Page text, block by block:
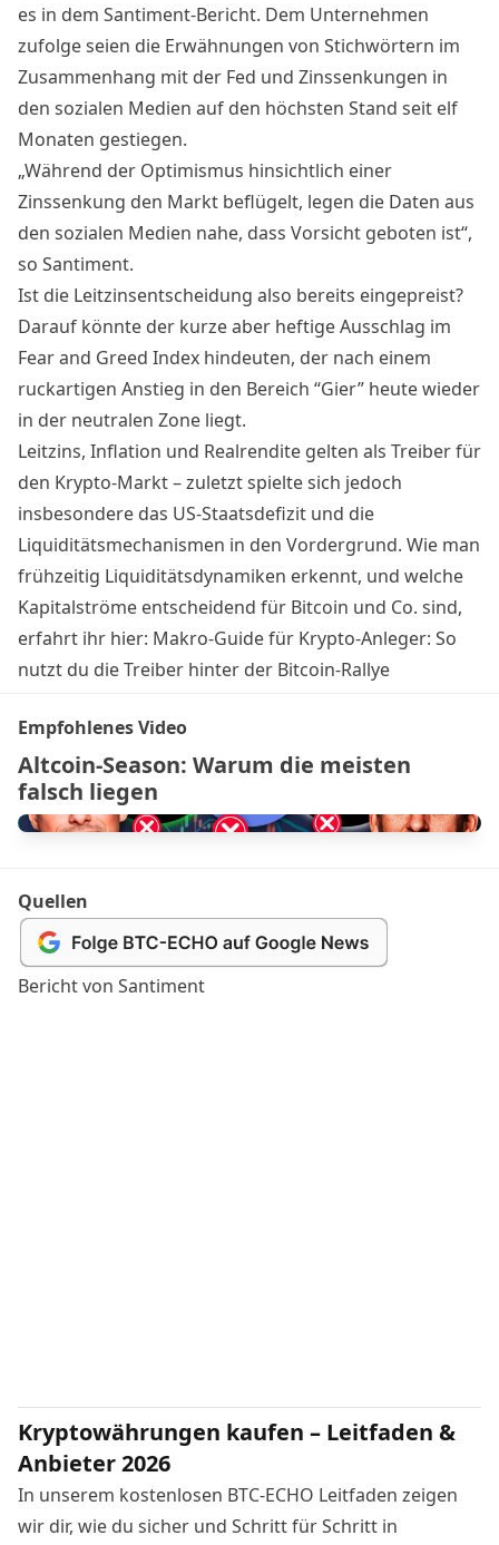
es in dem Santiment-Bericht. Dem Unternehmen
zufolge seien die Erwähnungen von Stichwörtern im
Zusammenhang mit der Fed und Zinssenkungen in
den sozialen Medien auf den höchsten Stand seit elf
Monaten gestiegen.
„Während der Optimismus hinsichtlich einer
Zinssenkung den Markt beflügelt, legen die Daten aus
den sozialen Medien nahe, dass Vorsicht geboten ist“,
so Santiment.
Ist die Leitzinsentscheidung also bereits eingepreist?
Darauf könnte der kurze aber heftige Ausschlag im
Fear and Greed Index hindeuten, der nach einem
ruckartigen Anstieg in den Bereich “Gier” heute wieder
in der neutralen Zone liegt.
Leitzins, Inflation und Realrendite gelten als Treiber für
den Krypto-Markt – zuletzt spielte sich jedoch
insbesondere das US-Staatsdefizit und die
Liquiditätsmechanismen in den Vordergrund. Wie man
frühzeitig Liquiditätsdynamiken erkennt, und welche
Kapitalströme entscheidend für Bitcoin und Co. sind,
erfahrt ihr hier: Makro-Guide für Krypto-Anleger: So
nutzt du die Treiber hinter der Bitcoin-Rallye
Empfohlenes Video
Altcoin-Season: Warum die meisten
falsch liegen
Quellen
Bericht von Santiment
Kryptowährungen kaufen – Leitfaden &
Anbieter 2026
In unserem kostenlosen BTC-ECHO Leitfaden zeigen
wir dir, wie du sicher und Schritt für Schritt in